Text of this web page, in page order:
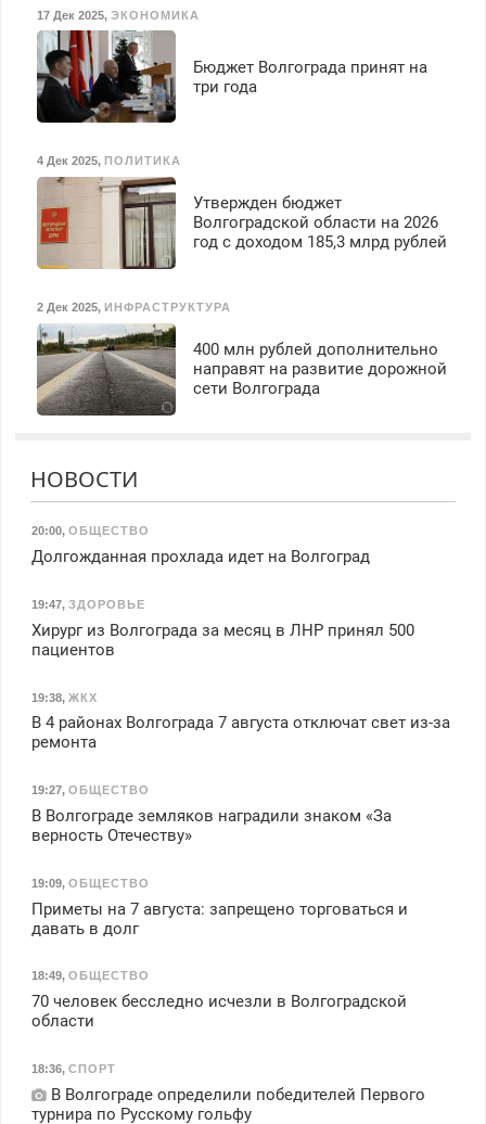
17 Дек 2025, ЭКОНОМИКА
Бюджет Волгограда принят на
три года
4 Дек 2025, ПОЛИТИКА
Утвержден бюджет
Волгоградской области на 2026
год с доходом 185,3 млрд рублей
2 Дек 2025, ИНФРАСТРУКТУРА
400 млн рублей дополнительно
направят на развитие дорожной
сети Волгограда
НОВОСТИ
20:00, ОБЩЕСТВО
Долгожданная прохлада идет на Волгоград
19:47, ЗДОРОВЬЕ
Хирург из Волгограда за месяц в ЛНР принял 500
пациентов
19:38, ЖКХ
В 4 районах Волгограда 7 августа отключат свет из-за
ремонта
19:27, ОБЩЕСТВО
В Волгограде земляков наградили знаком «За
верность Отечеству»
19:09, ОБЩЕСТВО
Приметы на 7 августа: запрещено торговаться и
давать в долг
18:49, ОБЩЕСТВО
70 человек бесследно исчезли в Волгоградской
области
18:36, СПОРТ
В Волгограде определили победителей Первого
турнира по Русскому гольфу